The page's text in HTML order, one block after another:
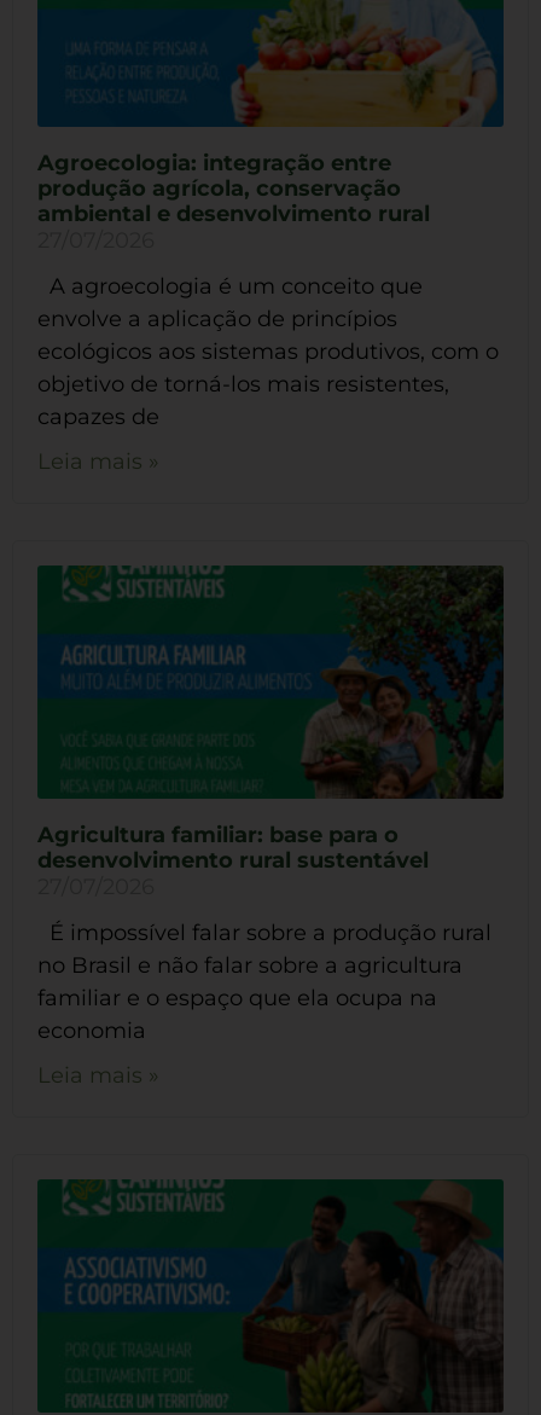
Agroecologia: integração entre
produção agrícola, conservação
ambiental e desenvolvimento rural
A agroecologia é um conceito que
envolve a aplicação de princípios
ecológicos aos sistemas produtivos, com o
objetivo de torná-los mais resistentes,
capazes de
Leia mais »
Agricultura familiar: base para o
desenvolvimento rural sustentável
É impossível falar sobre a produção rural
no Brasil e não falar sobre a agricultura
familiar e o espaço que ela ocupa na
economia
Leia mais »